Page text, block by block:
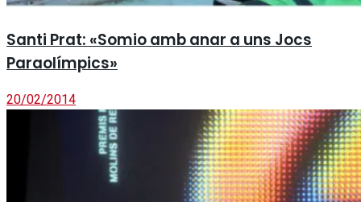
Santi Prat: «Somio amb anar a uns Jocs
Paraolímpics»
20/02/2014